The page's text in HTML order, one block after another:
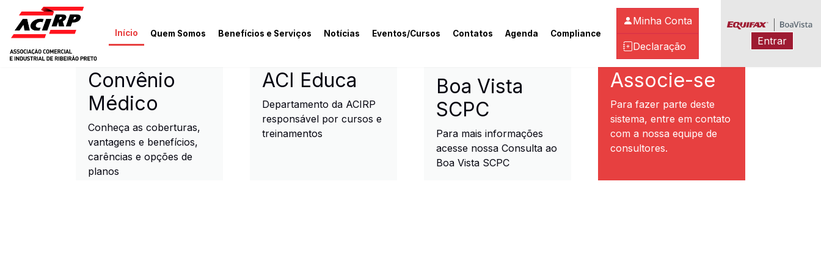
Pular para o conteúdo principal
Início Quem Somos Benefícios e Serviços Notícias Eventos/Cursos Contatos Agenda Compliance
Minha Conta
Declaração Entrar
ACIRP - Associação Comercial e Industrial de Ribeirão Preto
Convênio
Médico
Conheça as coberturas,
vantagens e benefícios,
carências e opções de
planos
ACI Educa
Departamento da ACIRP
responsável por cursos e
treinamentos
Boa Vista
SCPC
Para mais informações
acesse nossa Consulta ao
Boa Vista SCPC
Associe-se
Para fazer parte deste
sistema, entre em contato
com a nossa equipe de
consultores.